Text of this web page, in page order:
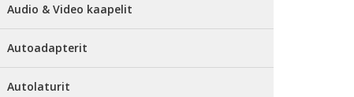
Audio & Video kaapelit
Autoadapterit
Autolaturit